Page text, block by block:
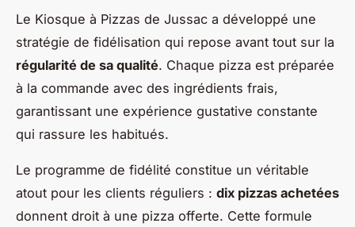
Le Kiosque à Pizzas de Jussac a développé une
stratégie de fidélisation qui repose avant tout sur la
régularité de sa qualité. Chaque pizza est préparée
à la commande avec des ingrédients frais,
garantissant une expérience gustative constante
qui rassure les habitués.
Le programme de fidélité constitue un véritable
atout pour les clients réguliers : dix pizzas achetées
donnent droit à une pizza offerte. Cette formule